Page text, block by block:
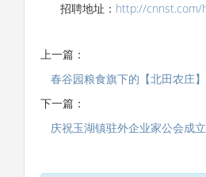
招聘地址： http://cnnst.com/
上一篇：
春谷园粮食旗下的【北田农庄
下一篇：
庆祝玉湖镇驻外企业家公会成